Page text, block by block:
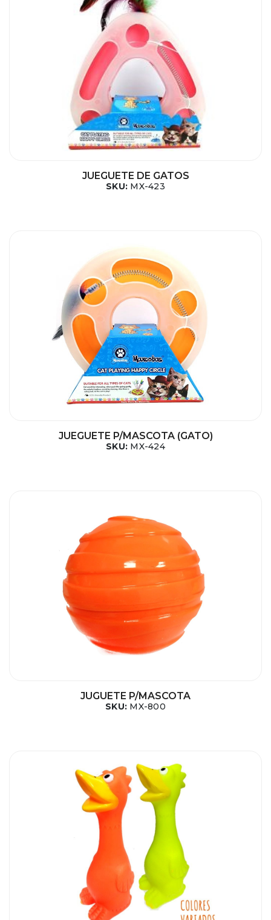
JUEGUETE DE GATOS
SKU: MX-423
JUEGUETE P/MASCOTA (GATO)
SKU: MX-424
JUGUETE P/MASCOTA
SKU: MX-800